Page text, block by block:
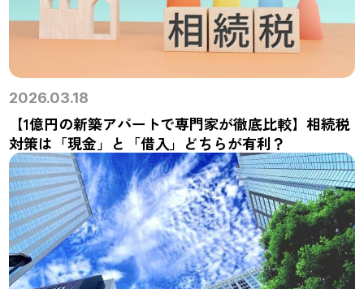
2026.03.18
【1億円の新築アパートで専門家が徹底比較】相続税
対策は「現金」と「借入」どちらが有利？